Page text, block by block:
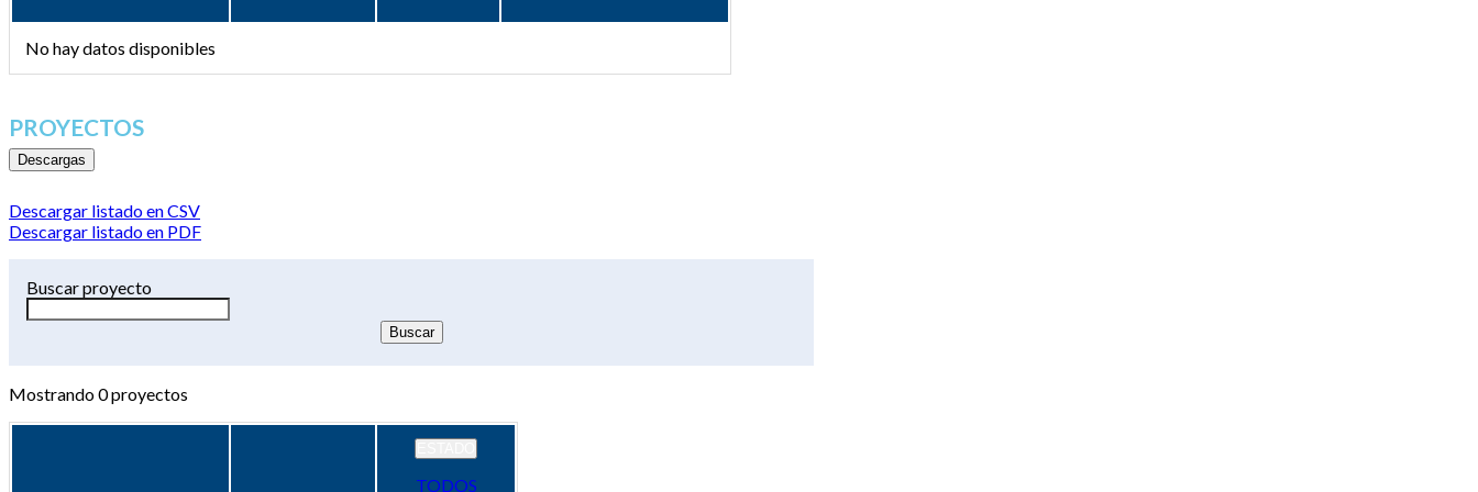
No hay datos disponibles
PROYECTOS
Descargas
Descargar listado en CSV
Descargar listado en PDF
Buscar proyecto
Mostrando0proyectos
TODOS